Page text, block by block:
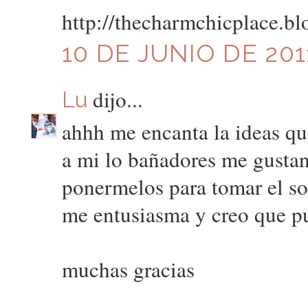
http://
10 DE JUNIO DE
Lu dijo...
ahhh me encanta la ideas
a mi lo bañadores me
ponermelos para tomar el
me entusiasma y creo que
muchas gracias